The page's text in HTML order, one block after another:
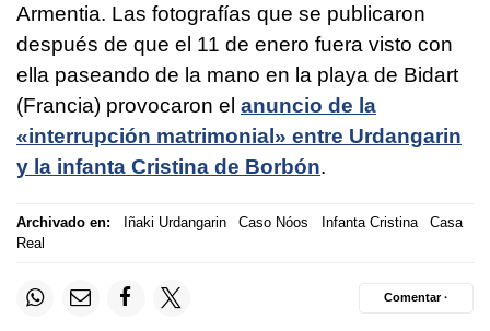
Armentia. Las fotografías que se publicaron
después de que el 11 de enero fuera visto con
ella paseando de la mano en la playa de Bidart
(Francia) provocaron el anuncio de la
«interrupción matrimonial» entre Urdangarin
y la infanta Cristina de Borbón.
Archivado en: Iñaki Urdangarin Caso Nóos Infanta Cristina
Casa
Real
Comentar ·